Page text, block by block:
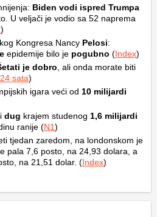
Biden vodi ispred Trumpa
U veljači je vodio sa 52 naprema
)
Kongresa Nancy Pelosi:
epidemije bilo je pogubno (Index)
je dobro , ali onda morate biti
24 sata)
igara veći od 10 milijardi
dug krajem studenog 1,6 milijardi
ranije (N1)
tjedan zaredom, na londonskom je
pala 7,6 posto, na 24,93 dolara, a
na 21,51 dolar. (Index)